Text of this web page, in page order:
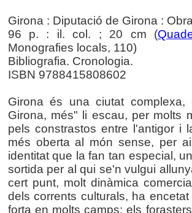
Girona : Diputació de Girona :
96 p. : il. col. ; 20 cm (
Monografies locals, 110)
Bibliografia. Cronologia.
ISBN 9788415808602
Girona és una ciutat
Girona, més" li escau, per molts
pels constrastos entre l'antigor i
més oberta al món sense, per
identitat que la fan tan especial,
sortida per al qui se'n vulgui
cert punt, molt dinàmica
dels corrents culturals, ha
forta en molts camps: els